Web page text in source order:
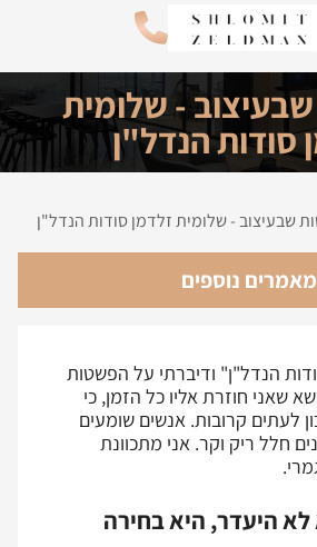
- שלומית
סודות הנדל"ן
שבעיצוב - שלומית זלדמן סודות הנדל"ן
מאמרים נוספים
הנדל"ן" ודיברתי על הפשטות
שאני חוזרת אליו כל הזמן, כי
לעתים קרובות. אנשים שומעים
חלל ריק וקר. אני מתכוונת
היעדר, היא בחירה